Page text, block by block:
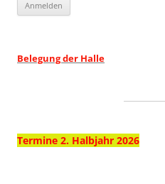
Belegung der Halle
Termine 2. Halbjahr 2026